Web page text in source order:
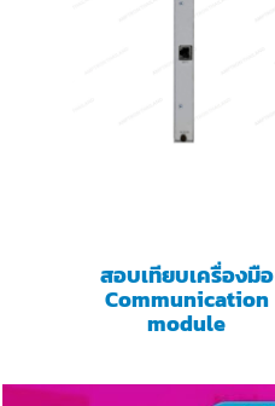
สอบเทียบเครื่องมือ
Communication
module